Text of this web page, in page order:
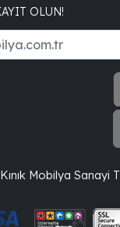
OLUN!
Mobilya Sanayi